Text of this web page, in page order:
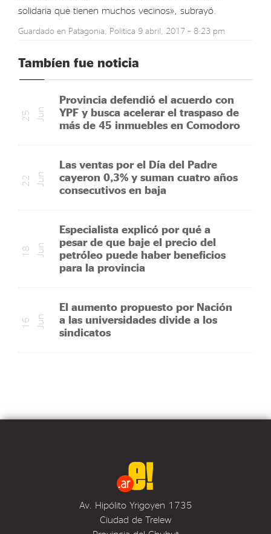
solidaria que tienen muchos vecinos», subrayó.
Guardado en Patagonia Politica 9 abril, 2017 – 8:23 pm
Tambíen fue noticia
Provincia defendió el acuerdo con
YPF y busca acelerar el traspaso de
más de 45 inmuebles en Comodoro
2
5
J
u n
Las ventas por el Día del Padre
cayeron 0,3% y suman cuatro años
consecutivos en baja
2
2
J
u n
Especialista explicó por qué a
pesar de que baje el precio del
petróleo puede haber beneficios
para la provincia
1
8
J
u n
El aumento propuesto por Nación
a las universidades divide a los
sindicatos
1
6
J
u n
Av. Hipólito Yrigoyen 1735
Ciudad de Trelew